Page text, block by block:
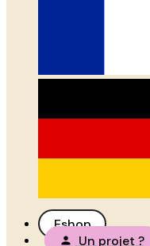
Eshop
Un projet ?